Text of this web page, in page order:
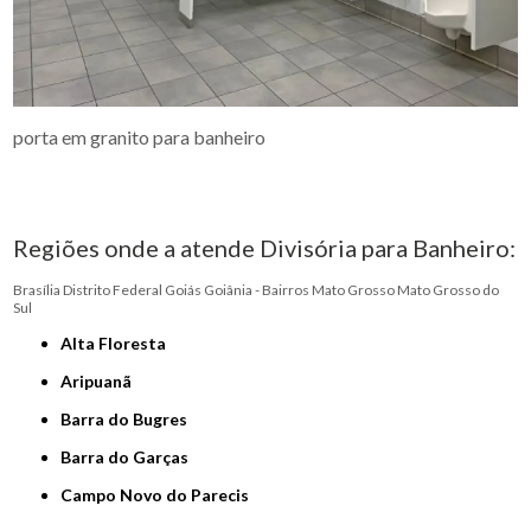
porta em granito para banheiro
Regiões onde a atende Divisória para Banheiro:
Brasília Distrito Federal Goiás Goiânia - Bairros Mato Grosso Mato Grosso do
Sul
Alta Floresta
Aripuanã
Barra do Bugres
Barra do Garças
Campo Novo do Parecis